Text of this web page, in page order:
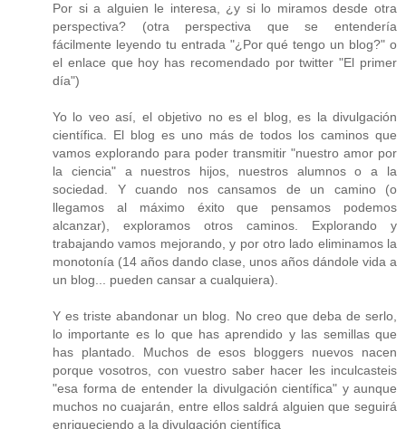
Por si a alguien le interesa, ¿y si lo miramos desde otra
perspectiva? (otra perspectiva que se entendería
fácilmente leyendo tu entrada "¿Por qué tengo un blog?" o
el enlace que hoy has recomendado por twitter "El primer
día")
Yo lo veo así, el objetivo no es el blog, es la divulgación
científica. El blog es uno más de todos los caminos que
vamos explorando para poder transmitir "nuestro amor por
la ciencia" a nuestros hijos, nuestros alumnos o a la
sociedad. Y cuando nos cansamos de un camino (o
llegamos al máximo éxito que pensamos podemos
alcanzar), exploramos otros caminos. Explorando y
trabajando vamos mejorando, y por otro lado eliminamos la
monotonía (14 años dando clase, unos años dándole vida a
un blog... pueden cansar a cualquiera).
Y es triste abandonar un blog. No creo que deba de serlo,
lo importante es lo que has aprendido y las semillas que
has plantado. Muchos de esos bloggers nuevos nacen
porque vosotros, con vuestro saber hacer les inculcasteis
"esa forma de entender la divulgación científica" y aunque
muchos no cuajarán, entre ellos saldrá alguien que seguirá
enriqueciendo a la divulgación científica